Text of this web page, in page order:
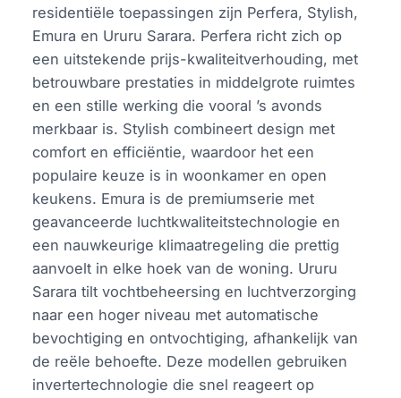
residentiële toepassingen zijn Perfera, Stylish,
Emura en Ururu Sarara. Perfera richt zich op
een uitstekende prijs-kwaliteitverhouding, met
betrouwbare prestaties in middelgrote ruimtes
en een stille werking die vooral ’s avonds
merkbaar is. Stylish combineert design met
comfort en efficiëntie, waardoor het een
populaire keuze is in woonkamer en open
keukens. Emura is de premiumserie met
geavanceerde luchtkwaliteitstechnologie en
een nauwkeurige klimaatregeling die prettig
aanvoelt in elke hoek van de woning. Ururu
Sarara tilt vochtbeheersing en luchtverzorging
naar een hoger niveau met automatische
bevochtiging en ontvochtiging, afhankelijk van
de reële behoefte. Deze modellen gebruiken
invertertechnologie die snel reageert op